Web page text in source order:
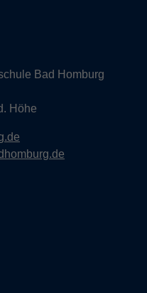
Bad Homburg
Höhe